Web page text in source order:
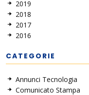
2019
2018
2017
2016
CATEGORIE
Annunci Tecnologia
Comunicato Stampa